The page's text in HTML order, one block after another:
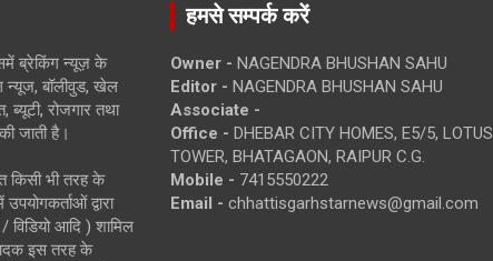
ब्रेकिंग न्यूज़ के
न्यूज, बॉलीवुड, खेल
रोजगार तथा
जाती है।
किसी भी तरह के
द्वारा
विडियो आदि ) शामिल
इस तरह के
हमसे सम्पर्क करें
Owner - NAGENDRA BHUSHAN SAHU
Editor - NAGENDRA BHUSHAN SAHU
Associate -
Office - DHEBAR CITY HOMES, E5/5, LOTUS
TOWER, BHATAGAON, RAIPUR C.G.
Mobile - 7415550222
Email - chhattisgarhstarnews@gmail.com